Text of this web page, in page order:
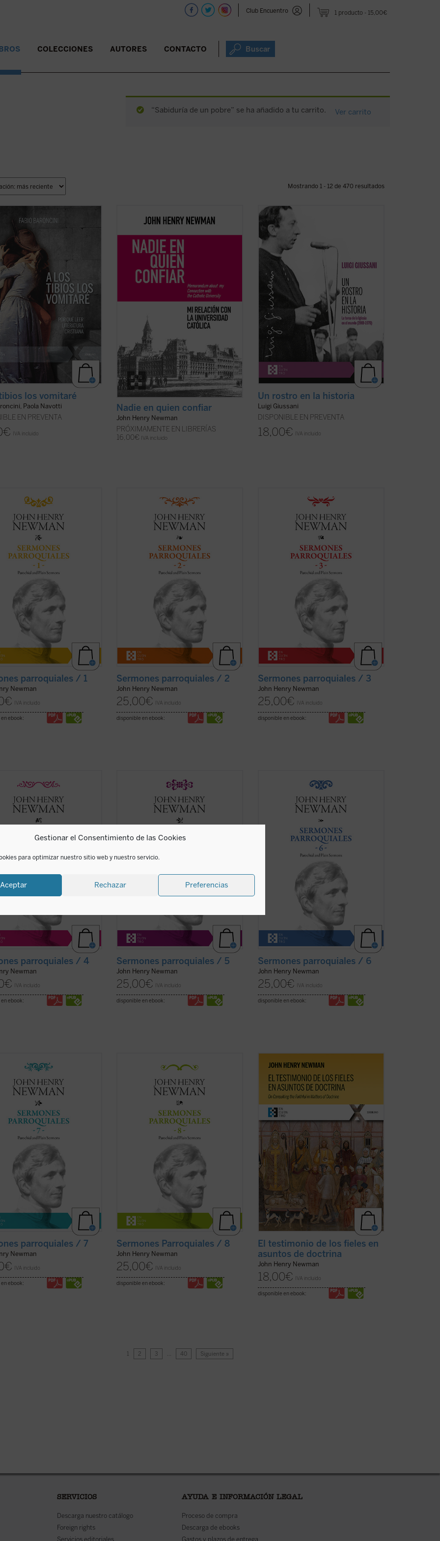
Gestionar el Consentimiento de las Cookies
para optimizar nuestro sitio web y nuestro servicio.
Aceptar Rechazar Preferencias
1 producto 15,00€
Club Encuentro
COLECCIONES AUTORES CONTACTO Buscar
“Sabiduría de un pobre” se ha añadido a tu carrito. Ver carrito
Mostrando 1 - 12 de 470 resultados
trazado por el mismo
en el volumen
Mis lecturas
, este
y sintetiza las introducciones
con las que Baroncini
en los chavales una pasión
y también comunicaba un
de ...
(ver ficha)
los vomitaré
Paola Navotti
EN PREVENTA
€ IVA incluido
Este libro recupera el memorando
1873 para dar su versión de aquel
estrepitoso y lamentable fracaso. El
autor desgrana sus constantes
desencuentros con el arzobispo Paul
Cullen y la jerarquía católica, ...
Nadie en quien confiar
John Henry Newman
PRÓXIMAMENTE EN LIBRERÍAS
16,00€ IVA incluido
En estas conferencias, la voz profética de
Luigi Giussani es capaz de señalar,
incluso en ese momento histórico
convulso entre 1969 y 1970, un camino de
esperanza y verdad para el hombre
contemporáneo.
Un rostro en la historia
es un ...(ver ficha)
Un rostro en la historia
Luigi Giussani
DISPONIBLE EN PREVENTA
18,00€ IVA incluido
su ordenación como pastor
católico, la figura de Newman
de sorprender por la coherencia
En estos
, un clásico de la
cristiana que ...(ver ficha)
parroquiales / 1
Newman
€ IVA incluido
ebook:
En estos treinta y dos sermones, John
manifiesto su fuerza, frescura y audacia.
Fuerza en la verdad de su mensaje, que
es el mensaje de Dios; frescura en la
palabra, con un lenguaje cercano y
familiar que se aleja del ...(ver ficha)
Sermones parroquiales / 2
John Henry Newman
25,00€ IVA incluido
disponible en ebook:
En este tercer volumen de la serie de los
veinticinco sermones predicados en la
iglesia de Saint Mary's en Oxford. El
genio humano y cristiano de Newman,
que ya era una autoridad no exenta de
polémica en ...(ver ficha)
Sermones parroquiales / 3
John Henry Newman
25,00€ IVA incluido
disponible en ebook:
y 1838, periodo al que
en este cuarto volumen de
de los Sermones Parroquiales,
se halla en plena evolución
Su batalla contra el ... (ver
parroquiales / 4
Newman
€ IVA incluido
ebook:
Los veinticuatro sermones de este
parroquialesfueron predicados en su
mayoría en los años 1838-1840. Este
periodo coincide plenamente con las
conduciendo a Newman a la ...
Sermones parroquiales / 5
John Henry Newman
25,00€ IVA incluido
disponible en ebook:
Los sermones de esta sexta entrega de
predicados a lo largo de seis años, entre
1836 y el decisivo 1841. La impresión es
que Newman seleccionó con mucho
equilibrio los veinticinco sermones de
este volumen. ...(ver ficha)
Sermones parroquiales / 6
John Henry Newman
25,00€ IVA incluido
disponible en ebook:
tras la aparición del sexto
la publicación de la serie de
parroquiales. En esos
se hallaba inmerso en el
proceso interior que
con su conversión ...(ver ficha)
parroquiales / 7
Newman
€ IVA incluido
ebook:
Al igual que en el tomo anterior, los 18
Sermones parroquiales
formaron parte de la primera edición de
1842, previa a la conversión de Newman
al catolicismo, sino que fueron incluidos
(ver ficha)
Sermones Parroquiales / 8
John Henry Newman
25,00€ IVA incluido
disponible en ebook:
El testimonio de los fieles en asuntos de
doctrinaes uno de los textos más
significativos de John Henry Newman en
su etapa católica. Publicado en 1859 en
cuestión decisiva en la vida de la ...(ver
ficha)
El testimonio de los fieles en
asuntos de doctrina
John Henry Newman
18,00€ IVA incluido
disponible en ebook:
1 2 3 … 40 Siguiente »
SERVICIOS
Descarga nuestro catálogo
Foreign rights
Servicios editoriales
AYUDA E INFORMACIÓN LEGAL
Proceso de compra
Descarga de ebooks
Gastos y plazos de entrega